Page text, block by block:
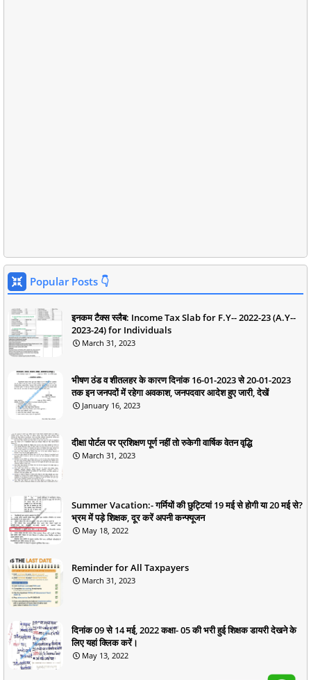
Popular Posts 👇
इनकम टैक्स स्लैब: Income Tax Slab for F.Y-- 2022-23 (A.Y--
2023-24) for Individuals
March 31, 2023
भीषण ठंड व शीतलहर के कारण दिनांक 16-01-2023 से 20-01-2023
तक इन जनपदों में रहेगा अवकाश, जनपदवार आदेश हुए जारी, देखें
January 16, 2023
दीक्षा पोर्टल पर प्रशिक्षण पूर्ण नहीं तो रुकेगी वार्षिक वेतन वृद्धि
March 31, 2023
Summer Vacation:- गर्मियों की छुट्टियां 19 मई से होगी या 20 मई से?
भ्रम में पड़े शिक्षक, दूर करें अपनी कन्फ्यूजन
May 18, 2022
Reminder for All Taxpayers
March 31, 2023
दिनांक 09 से 14 मई, 2022 कक्षा- 05 की भरी हुई शिक्षक डायरी देखने के
लिए यहां क्लिक करें।
May 13, 2022